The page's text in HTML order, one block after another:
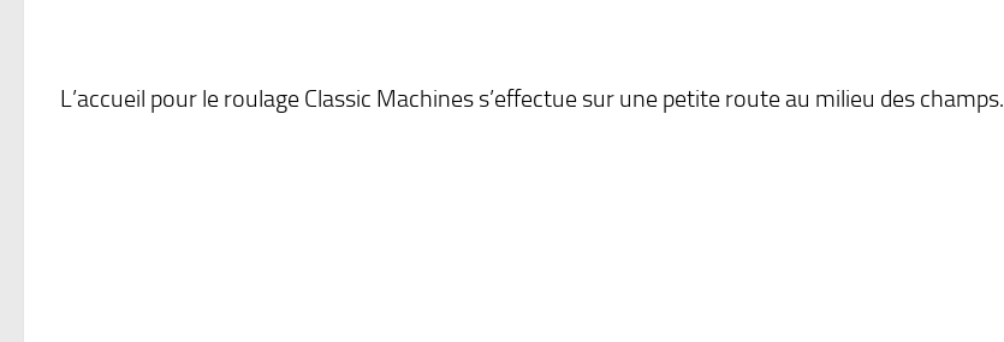
L’accueil pour le roulage Classic Machines s’effectue sur une petite route au milieu des champs.